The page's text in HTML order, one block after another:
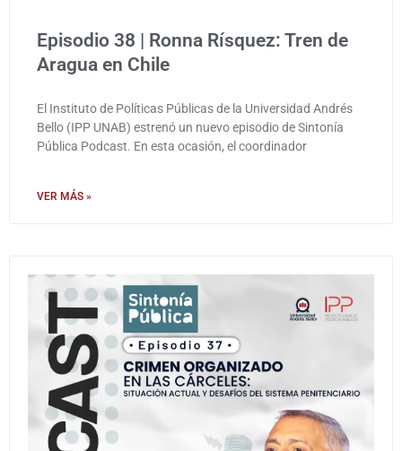
Episodio 38 | Ronna Rísquez: Tren de
Aragua en Chile
El Instituto de Políticas Públicas de la Universidad Andrés
Bello (IPP UNAB) estrenó un nuevo episodio de Sintonía
Pública Podcast. En esta ocasión, el coordinador
VER MÁS »